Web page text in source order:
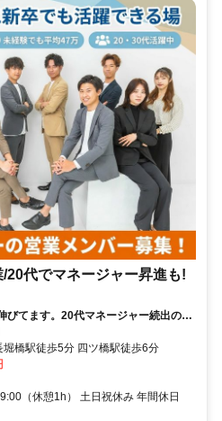
/20代でマネージャー昇進も!
びてます。20代マネージャー続出の営
分 長堀橋駅徒歩5分 四ツ橋駅徒歩6分
（休憩1h） 土日祝休み 年間休日